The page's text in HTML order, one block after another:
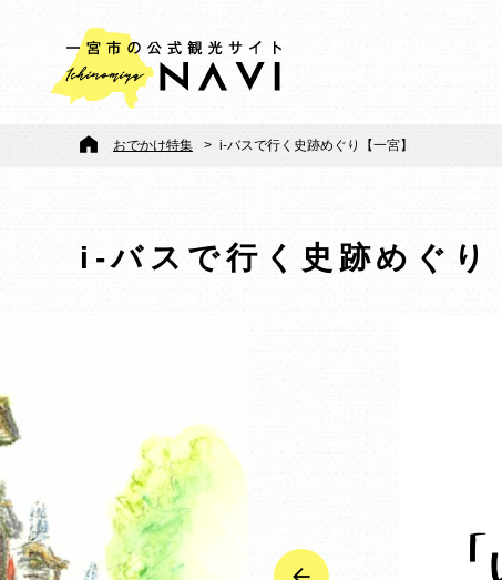
おでかけ特集 > i-バスで行く史跡めぐり【一宮】
i-バスで行く史跡めぐり